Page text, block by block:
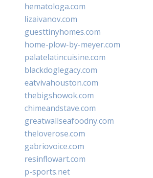
hematologa.com
lizaivanov.com
guesttinyhomes.com
home-plow-by-meyer.com
palatelatincuisine.com
blackdoglegacy.com
eatvivahouston.com
thebigshowok.com
chimeandstave.com
greatwallseafoodny.com
theloverose.com
gabriovoice.com
resinflowart.com
p-sports.net